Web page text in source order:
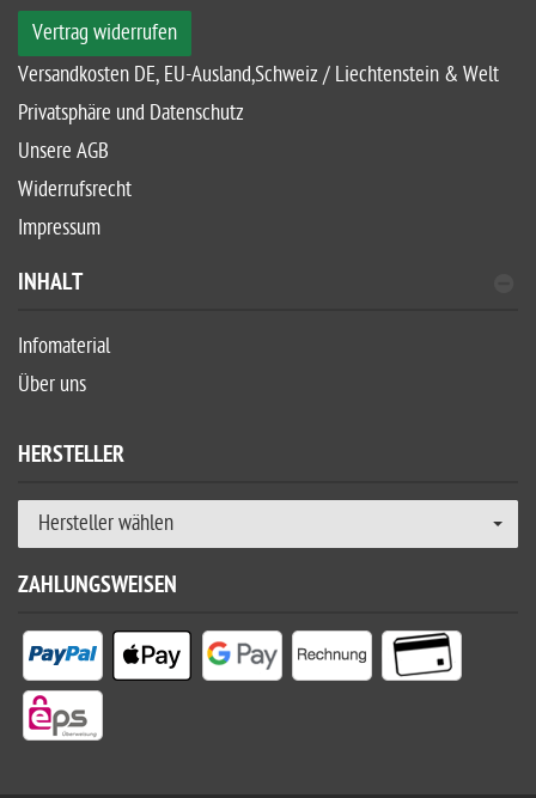
Vertrag widerrufen
Versandkosten DE, EU-Ausland,Schweiz / Liechtenstein & Welt
Privatsphäre und Datenschutz
Unsere AGB
Widerrufsrecht
Impressum
INHALT
Infomaterial
Über uns
HERSTELLER
Hersteller wählen
ZAHLUNGSWEISEN